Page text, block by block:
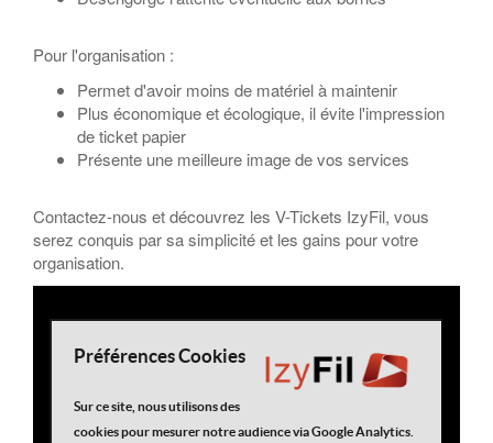
Pour l'organisation :
Permet d'avoir moins de matériel à maintenir
Plus économique et écologique, il évite l'impression
de ticket papier
Présente une meilleure image de vos services
Contactez-nous et découvrez les V-Tickets IzyFil, vous
serez conquis par sa simplicité et les gains pour votre
organisation.
Préférences Cookies
Sur ce site, nous utilisons des
cookies pour mesurer notre audience via Google Analytics.